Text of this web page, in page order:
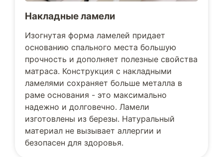
Накладные ламели
Изогнутая форма ламелей придает
основанию спального места большую
прочность и дополняет полезные свойства
матраса. Конструкция с накладными
ламелями сохраняет больше металла в
раме основания - это максимально
надежно и долговечно. Ламели
изготовлены из березы. Натуральный
материал не вызывает аллергии и
безопасен для здоровья.